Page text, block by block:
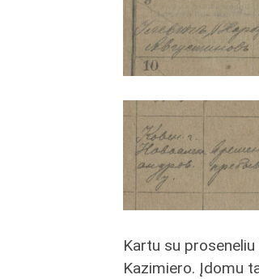
Kartu su
Kazimiero. Įdomu